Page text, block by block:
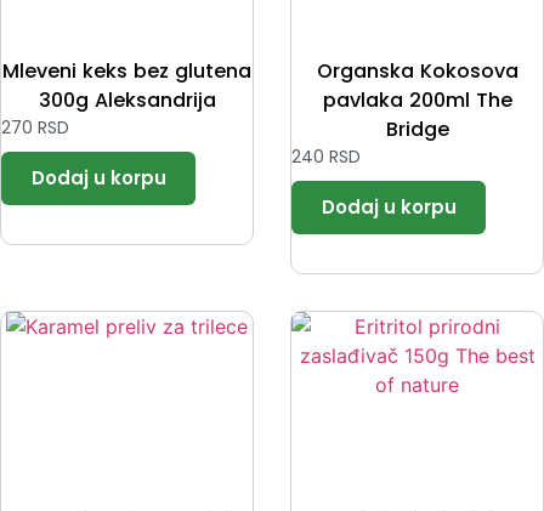
Mleveni keks bez glutena
300g Aleksandrija
270 RSD
Organska Kokosova
pavlaka 200ml The
Bridge
240 RSD